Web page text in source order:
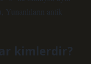
Yunanlıların antik
kimlerdir?